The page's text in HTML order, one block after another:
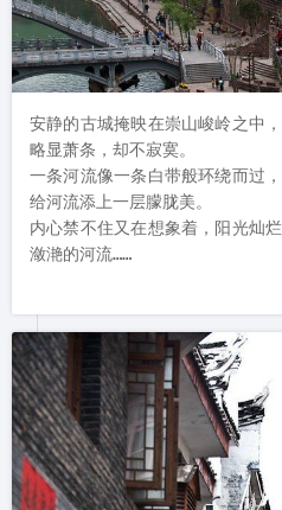
安静的古城掩映在崇山峻岭之中
略显萧条，却不寂寞。
一条河流像一条白带般环绕而过
给河流添上一层朦胧美。
内心禁不住又在想象着，阳光灿
潋滟的河流……